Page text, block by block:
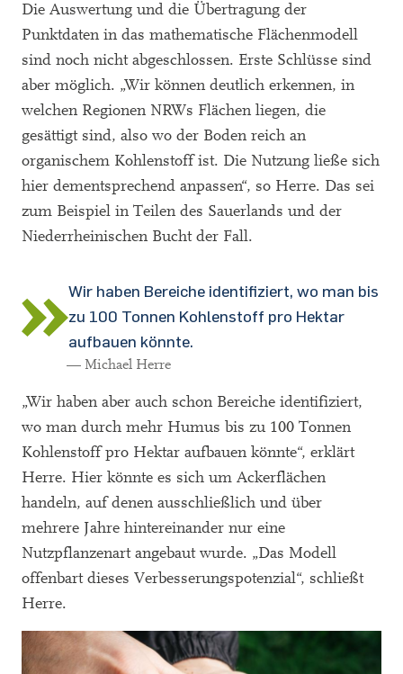
Die Auswertung und die Übertragung der
Punktdaten in das mathematische Flächenmodell
sind noch nicht abgeschlossen. Erste Schlüsse sind
aber möglich. „Wir können deutlich erkennen, in
welchen Regionen NRWs Flächen liegen, die
gesättigt sind, also wo der Boden reich an
organischem Kohlenstoff ist. Die Nutzung ließe sich
hier dementsprechend anpassen“, so Herre. Das sei
zum Beispiel in Teilen des Sauerlands und der
Niederrheinischen Bucht der Fall.
Wir haben Bereiche identifiziert, wo man bis
zu 100 Tonnen Kohlenstoff pro Hektar
aufbauen könnte.
— Michael Herre
„Wir haben aber auch schon Bereiche identifiziert,
wo man durch mehr Humus bis zu 100 Tonnen
Kohlenstoff pro Hektar aufbauen könnte“, erklärt
Herre. Hier könnte es sich um Ackerflächen
handeln, auf denen ausschließlich und über
mehrere Jahre hintereinander nur eine
Nutzpflanzenart angebaut wurde. „Das Modell
offenbart dieses Verbesserungspotenzial“, schließt
Herre.